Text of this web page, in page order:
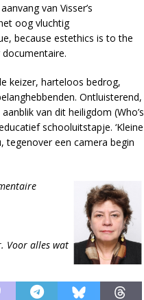
van Visser’s
oog vluchtig
because estethics is to the
keizer, harteloos bedrog,
Ontluisterend,
van dit heiligdom (Who’s
schooluitstapje. ‘Kleine
tegenover een camera begin
Voor alles wat